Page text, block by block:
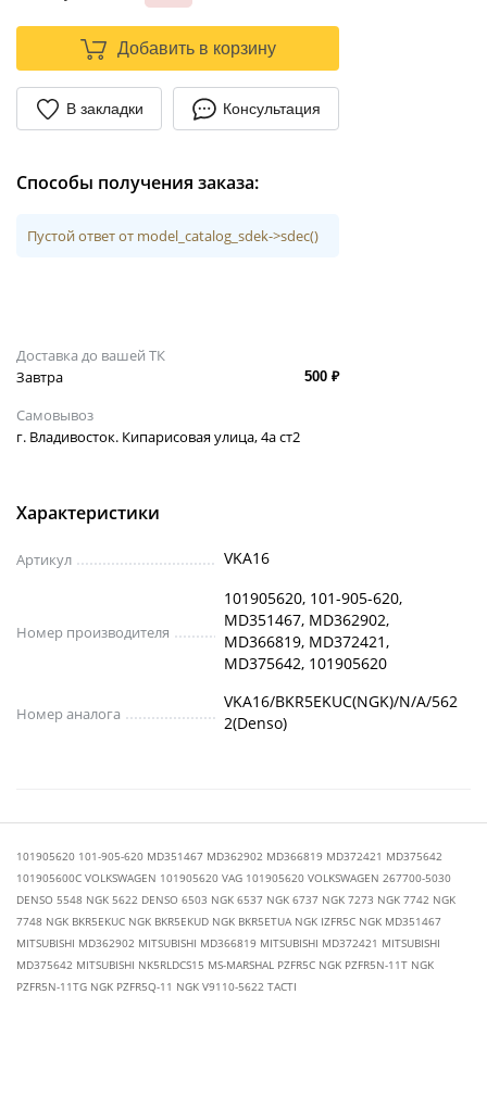
Добавить в корзину
В закладки Консультация
Способы получения заказа:
Пустой ответ от model_catalog_sdek->sdec()
Доставка до вашей ТК
Завтра
500 ₽
Самовывоз
г. Владивосток. Кипарисовая улица, 4а ст2
Характеристики
Артикул VKA16
Номер производителя
101905620, 101-905-620,
MD351467, MD362902,
MD366819, MD372421,
MD375642, 101905620
Номер аналога
VKA16/BKR5EKUC(NGK)/N/A/562
2(Denso)
101905620 101-905-620 MD351467 MD362902 MD366819 MD372421 MD375642
101905600C VOLKSWAGEN 101905620 VAG 101905620 VOLKSWAGEN 267700-5030
DENSO 5548 NGK 5622 DENSO 6503 NGK 6537 NGK 6737 NGK 7273 NGK 7742 NGK
7748 NGK BKR5EKUC NGK BKR5EKUD NGK BKR5ETUA NGK IZFR5C NGK MD351467
MITSUBISHI MD362902 MITSUBISHI MD366819 MITSUBISHI MD372421 MITSUBISHI
MD375642 MITSUBISHI NK5RLDCS15 MS-MARSHAL PZFR5C NGK PZFR5N-11T NGK
PZFR5N-11TG NGK PZFR5Q-11 NGK V9110-5622 TACTI